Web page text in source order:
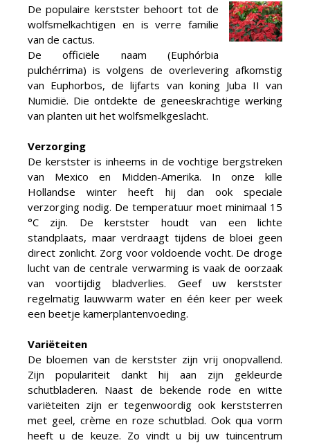
De populaire kerstster behoort tot de
wolfsmelkachtigen en is verre familie
van de cactus.
De officiële naam (Euphórbia
pulchérrima) is volgens de overlevering afkomstig
van Euphorbos, de lijfarts van koning Juba II van
Numidië. Die ontdekte de geneeskrachtige werking
van planten uit het wolfsmelkgeslacht.
Verzorging
De kerstster is inheems in de vochtige bergstreken
van Mexico en Midden-Amerika. In onze kille
Hollandse winter heeft hij dan ook speciale
verzorging nodig. De temperatuur moet minimaal 15
°C zijn. De kerstster houdt van een lichte
standplaats, maar verdraagt tijdens de bloei geen
direct zonlicht. Zorg voor voldoende vocht. De droge
lucht van de centrale verwarming is vaak de oorzaak
van voortijdig bladverlies. Geef uw kerstster
regelmatig lauwwarm water en één keer per week
een beetje kamerplantenvoeding.
Variëteiten
De bloemen van de kerstster zijn vrij onopvallend.
Zijn populariteit dankt hij aan zijn gekleurde
schutbladeren. Naast de bekende rode en witte
variëteiten zijn er tegenwoordig ook kerststerren
met geel, crème en roze schutblad. Ook qua vorm
heeft u de keuze. Zo vindt u bij uw tuincentrum